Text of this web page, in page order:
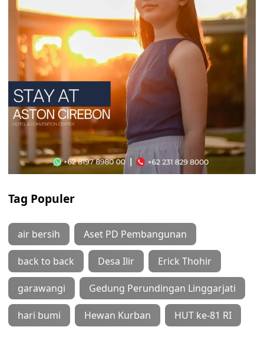
Tag Populer
air bersih Aset PD Pembangunan
back to back Desa Ilir Erick Thohir
garawangi Gedung Perundingan Linggarjati
hari bumi Hewan Kurban HUT ke-81 RI